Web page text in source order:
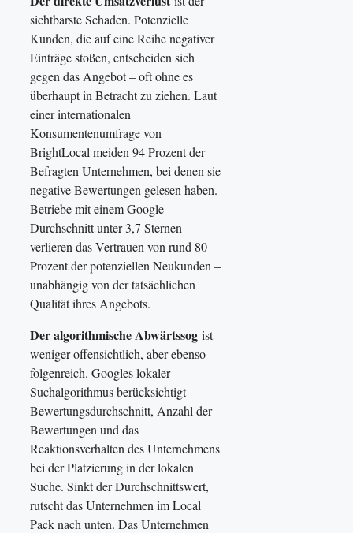
sichtbarste Schaden. Potenzielle
Kunden, die auf eine Reihe negativer
Einträge stoßen, entscheiden sich
gegen das Angebot – oft ohne es
überhaupt in Betracht zu ziehen. Laut
einer internationalen
Konsumentenumfrage von
BrightLocal meiden 94 Prozent der
Befragten Unternehmen, bei denen sie
negative Bewertungen gelesen haben.
Betriebe mit einem Google-
Durchschnitt unter 3,7 Sternen
verlieren das Vertrauen von rund 80
Prozent der potenziellen Neukunden –
unabhängig von der tatsächlichen
Qualität ihres Angebots.
Der algorithmische Abwärtssog ist
weniger offensichtlich, aber ebenso
folgenreich. Googles lokaler
Suchalgorithmus berücksichtigt
Bewertungsdurchschnitt, Anzahl der
Bewertungen und das
Reaktionsverhalten des Unternehmens
bei der Platzierung in der lokalen
Suche. Sinkt der Durchschnittswert,
rutscht das Unternehmen im Local
Pack nach unten. Das Unternehmen